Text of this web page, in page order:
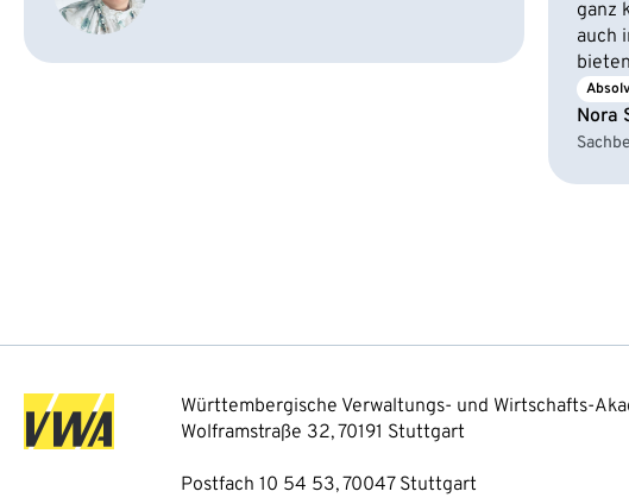
ganz
auch
Nora
Württembergische Verwaltungs- und Wirtschafts-
Wolframstraße 32, 70191 Stuttgart
Postfach 10 54 53, 70047 Stuttgart